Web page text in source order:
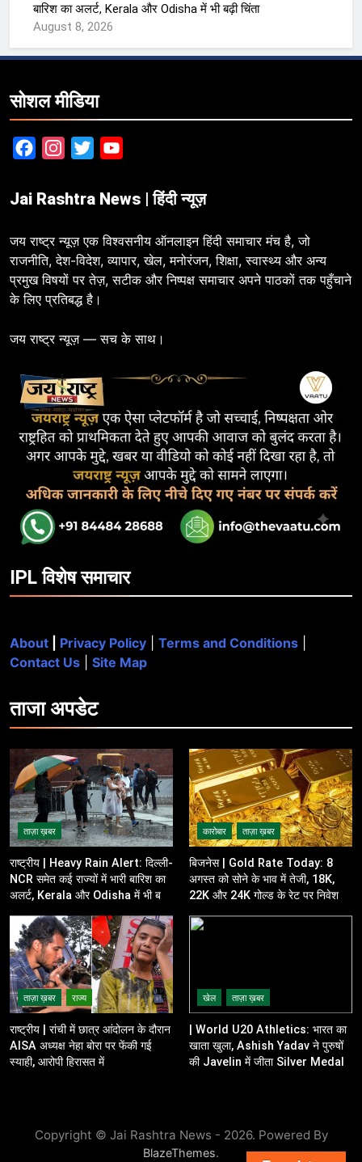
बारिश का अलर्ट, Kerala और Odisha में भी बढ़ी चिंता
August 8, 2026
सोशल मीडिया
FacebookInstagram
Twitter
Jai Rashtra News | हिंदी न्यूज़
जय राष्ट्र न्यूज़ एक विश्वसनीय ऑनलाइन हिंदी समाचार मंच है, जो
राजनीति, देश-विदेश, व्यापार, खेल, मनोरंजन, शिक्षा, स्वास्थ्य और अन्य
प्रमुख विषयों पर तेज़, सटीक और निष्पक्ष समाचार अपने पाठकों तक पहुँचाने
के लिए प्रतिबद्ध है।
जय राष्ट्र न्यूज़ — सच के साथ।
IPL विशेष समाचार
About Privacy Policy Terms and Conditions
Contact Us
Site Map
ताजाअपडेट
ताज़ा ख़बर
राष्ट्रीय | Heavy Rain Alert: दिल्ली-
NCR समेत कई राज्यों में भारी बारिश का
अलर्ट, Kerala और Odisha में भी बढ़ी
कारोबार ताज़ा ख़बर
बिजनेस | Gold Rate Today: 8
अगस्त को सोने के भाव में तेजी, 18K,
22K और 24K गोल्ड के रेट पर निवेशकों
ताज़ा ख़बर राज्य
राष्ट्रीय | रांची में छात्र आंदोलन के दौरान
AISA अध्यक्ष नेहा बोरा पर फेंकी गई
स्याही, आरोपी हिरासत में
खेल ताज़ा ख़बर
| World U20 Athletics: भारत का
खाता खुला, Ashish Yadav ने पुरुषों
की Javelin में जीता Silver Medal
Copyright © Jai Rashtra News - 2026. Powered By
BlazeThemes.